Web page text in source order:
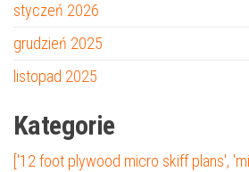
styczeń 2026
grudzień 2025
listopad 2025
Kategorie
['12 foot plywood micro skiff plans',